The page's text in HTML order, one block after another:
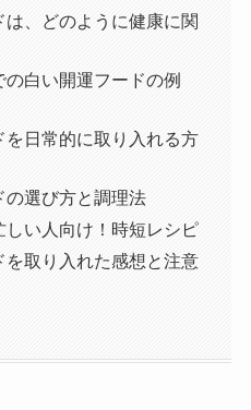
は、どのように健康に関
の白い開運フードの例
を日常的に取り入れる方
の選び方と調理法
しい人向け！時短レシピ
を取り入れた感想と注意